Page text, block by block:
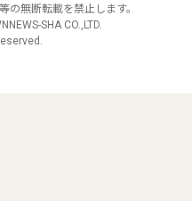
の無断転載を禁止します。
SHA CO.,LTD.